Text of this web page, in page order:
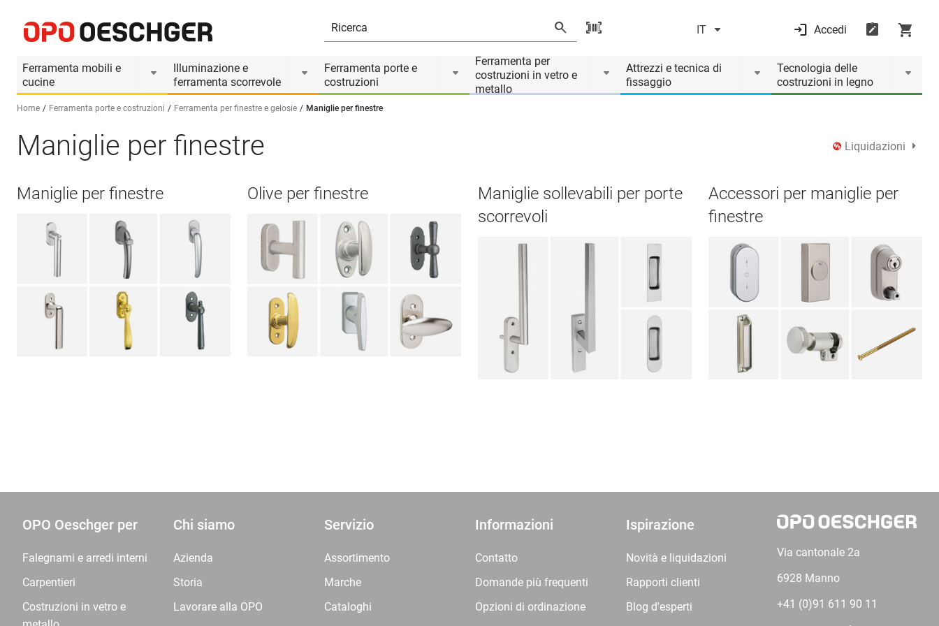
IT Accedi
Ferramenta mobili e
cucine
Illuminazione e
ferramenta scorrevole
Ferramenta porte e
costruzioni
Ferramenta per
costruzioni in vetro e
metallo
Attrezzi e tecnica di
fissaggio
Tecnologia delle
costruzioni in legno
Seleziona una lingua (IT)
Home Ferramenta porte e costruzioni Ferramenta per finestre e gelosie Maniglie per finestre
Maniglie per finestre Liquidazioni
Maniglie per finestre Olive per finestre
Maniglie sollevabili per porte
scorrevoli
Accessori per maniglie per
finestre
OPO Oeschger per
Falegnami e arredi interni
Carpentieri
Costruzioni in vetro e
Chi siamo
Azienda
Storia
Lavorare alla OPO
Servizio
Assortimento
Marche
Cataloghi
Informazioni
Contatto
Domande più frequenti
Opzioni di ordinazione
Ispirazione
Novità e liquidazioni
Rapporti clienti
Blog d'esperti
Via cantonale 2a
6928 Manno
+41 (0)91 611 90 11